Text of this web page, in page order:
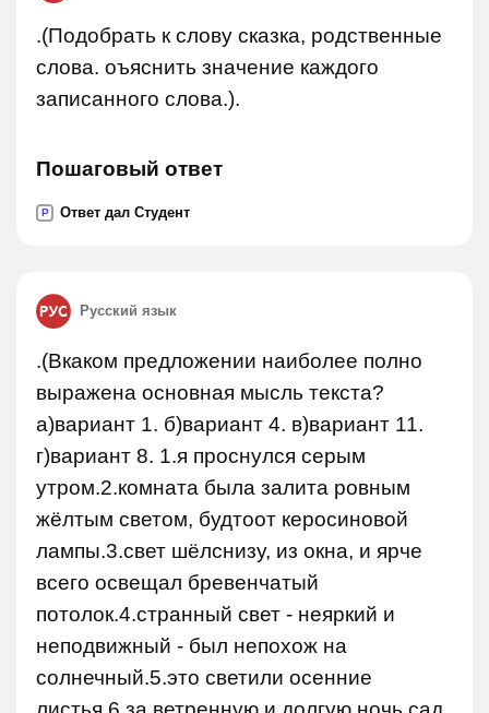
.(Подобрать к слову сказка, родственные
слова. оъяснить значение каждого
записанного слова.).
Пошаговый ответ
P Ответ дал Студент
Русский язык
.(Вкаком предложении наиболее полно
выражена основная мысль текста?
а)вариант 1. б)вариант 4. в)вариант 11.
г)вариант 8. 1.я проснулся серым
утром.2.комната была залита ровным
жёлтым светом, будтоот керосиновой
лампы.3.свет шёлснизу, из окна, и ярче
всего освещал бревенчатый
потолок.4.странный свет - неяркий и
неподвижный - был непохож на
солнечный.5.это светили осенние